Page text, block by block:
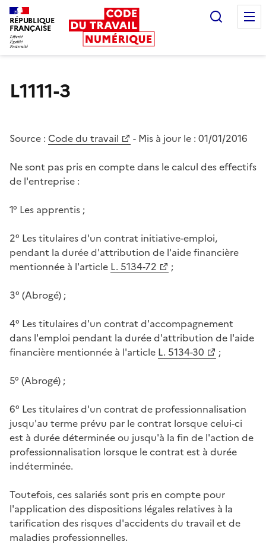
RÉPUBLIQUE
FRANÇAISE
L1111-3
Source : Code du travail - Mis à jour le : 01/01/2016
Ne sont pas pris en compte dans le calcul des effectifs
de l'entreprise :
1° Les apprentis ;
2° Les titulaires d'un contrat initiative-emploi,
pendant la durée d'attribution de l'aide financière
mentionnée à l'article L. 5134-72
;
3° (Abrogé) ;
4° Les titulaires d'un contrat d'accompagnement
dans l'emploi pendant la durée d'attribution de l'aide
financière mentionnée à l'article L. 5134-30
;
5° (Abrogé) ;
6° Les titulaires d'un contrat de professionnalisation
jusqu'au terme prévu par le contrat lorsque celui-ci
est à durée déterminée ou jusqu'à la fin de l'action de
professionnalisation lorsque le contrat est à durée
indéterminée.
Toutefois, ces salariés sont pris en compte pour
l'application des dispositions légales relatives à la
tarification des risques d'accidents du travail et de
maladies professionnelles.